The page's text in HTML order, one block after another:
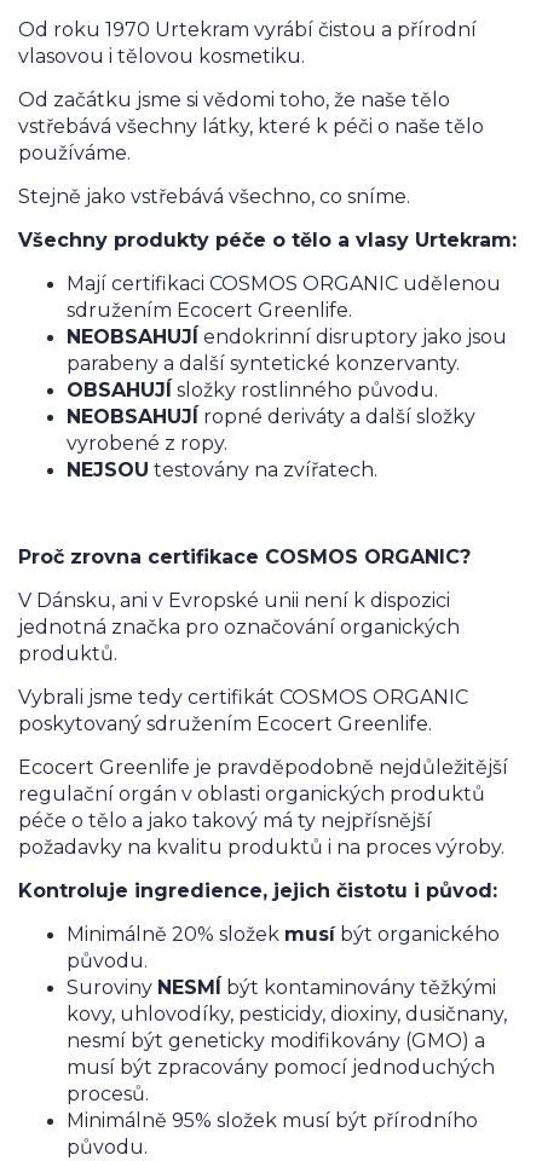
Od roku 1970 Urtekram vyrábí čistou a přírodní
vlasovou i tělovou kosmetiku.
Od začátku jsme si vědomi toho, že naše tělo
vstřebává všechny látky, které k péči o naše tělo
používáme.
Stejně jako vstřebává všechno, co sníme.
Všechny produkty péče o tělo a vlasy Urtekram:
Mají certifikaci COSMOS ORGANIC udělenou
sdružením Ecocert Greenlife.
NEOBSAHUJÍ endokrinní disruptory jako jsou
parabeny a další syntetické konzervanty.
OBSAHUJÍ složky rostlinného původu.
NEOBSAHUJÍ ropné deriváty a další složky
vyrobené z ropy.
NEJSOU testovány na zvířatech.
Proč zrovna certifikace COSMOS ORGANIC?
V Dánsku, ani v Evropské unii není k dispozici
jednotná značka pro označování organických
produktů.
Vybrali jsme tedy certifikát COSMOS ORGANIC
poskytovaný sdružením Ecocert Greenlife.
Ecocert Greenlife je pravděpodobně nejdůležitější
regulační orgán v oblasti organických produktů
péče o tělo a jako takový má ty nejpřísnější
požadavky na kvalitu produktů i na proces výroby.
Kontroluje ingredience, jejich čistotu i původ:
Minimálně 20% složek musíbýt organického
původu.
Suroviny NESMÍ být kontaminovány těžkými
kovy, uhlovodíky, pesticidy, dioxiny, dusičnany,
nesmí být geneticky modifikovány (GMO) a
musí být zpracovány pomocí jednoduchých
procesů.
Minimálně 95% složek musí být přírodního
původu.